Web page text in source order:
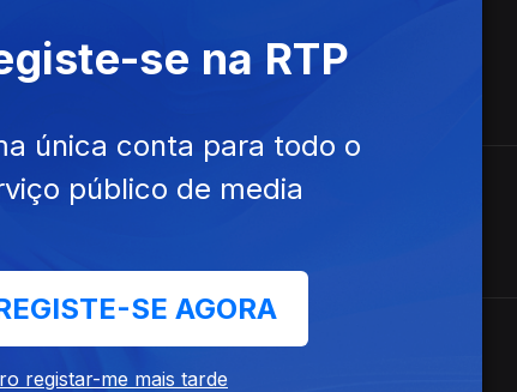
se na RTP
única conta para todo o
público de media
SE AGORA
registar-me mais tarde